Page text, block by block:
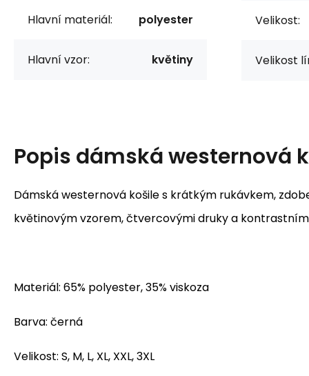
Hlavní materiál: polyester
Hlavní vzor: květiny
Velikost:
Velikost
Popis dámská westernová
Dámská westernová košile s krátkým rukávkem,
květinovým vzorem, čtvercovými druky a
Materiál: 65% polyester, 35% viskoza
Barva: černá
Velikost: S, M, L, XL, XXL, 3XL